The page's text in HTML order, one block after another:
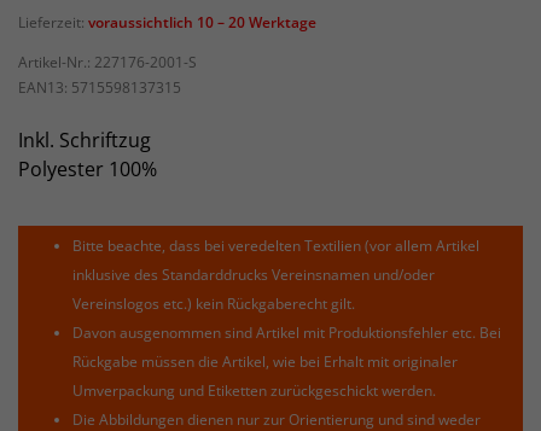
Lieferzeit: voraussichtlich 10 – 20 Werktage
Artikel-Nr.: 227176-2001-S
EAN13: 5715598137315
Inkl. Schriftzug
Polyester 100%
Bitte beachte, dass bei veredelten Textilien (vor allem Artikel
inklusive des Standarddrucks Vereinsnamen und/oder
Vereinslogos etc.) kein Rückgaberecht gilt.
Davon ausgenommen sind Artikel mit Produktionsfehler etc. Bei
Rückgabe müssen die Artikel, wie bei Erhalt mit originaler
Umverpackung und Etiketten zurückgeschickt werden.
Die Abbildungen dienen nur zur Orientierung und sind weder